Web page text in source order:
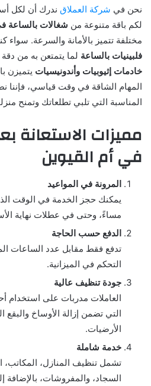
نحن في شركة العملاق ندرك أن لكل
لكم باقة متنوعة من شغالات بالساعة
مختلفة تتميز بالأمانة والسرعة. سواء
فلبينيات بالساعة لما يتمتعن به من
خادمات إثيوبيات وأندونيسيات يتميزن
المهام الشاقة في وقت قياسي، فإننا
المناسبة التي تلبي تطلعاتك وتمنح
مميزات الاستعانة
في أم القيوين
المرونة في المواعيد
يمكنك حجز الخدمة في الوقت
مساءً، وحتى في عطلات نهاية
الدفع حسب الحاجة
تدفع فقط مقابل عدد الساعات
التحكم في الميزانية.
جودة تنظيف عالية
العاملات مدربات على استخدام
التي تضمن إزالة الأوساخ والبقع
الأرضيات.
خدمة شاملة
تشمل تنظيف المنازل، المكاتب،
السجاد، والمفروشات، بالإضافة